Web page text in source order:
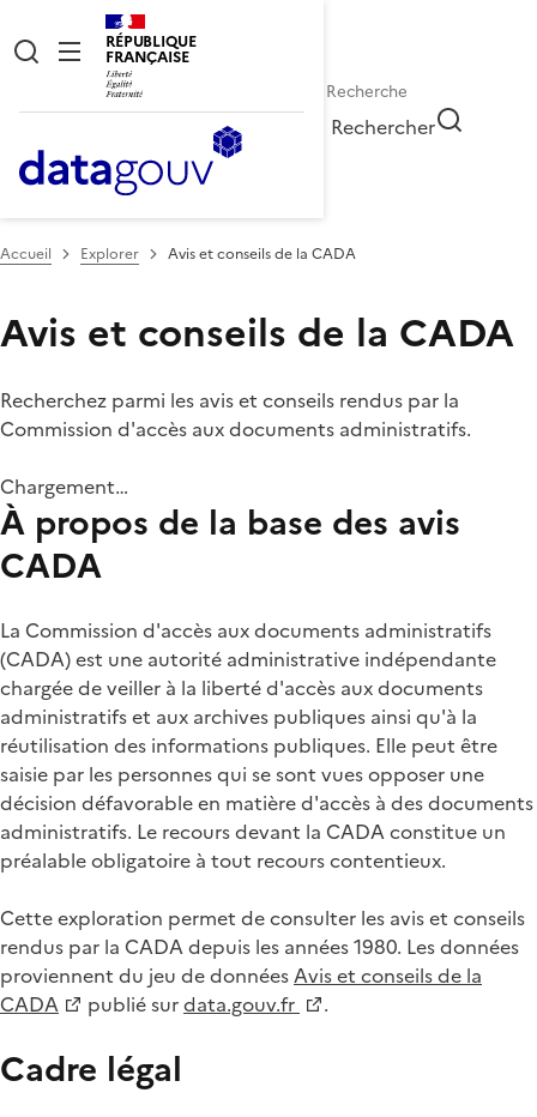
RÉPUBLIQUE
FRANÇAISE
Rechercher
Accueil Explorer Avis et conseils de la CADA
Avis et conseils de la CADA
Recherchez parmi les avis et conseils rendus par la
Commission d'accès aux documents administratifs.
Chargement…
À propos de la base des avis
CADA
La Commission d'accès aux documents administratifs
(CADA) est une autorité administrative indépendante
chargée de veiller à la liberté d'accès aux documents
administratifs et aux archives publiques ainsi qu'à la
réutilisation des informations publiques. Elle peut être
saisie par les personnes qui se sont vues opposer une
décision défavorable en matière d'accès à des documents
administratifs. Le recours devant la CADA constitue un
préalable obligatoire à tout recours contentieux.
Cette exploration permet de consulter les avis et conseils
rendus par la CADA depuis les années 1980. Les données
proviennent du jeu de donnéesAvis et conseils de la
CADA
publié surdata.gouv.fr .
Cadre légal